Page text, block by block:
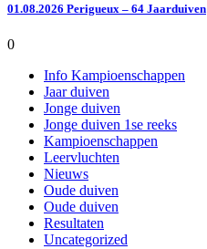
01.08.2026 Perigueux – 64 Jaarduiven
0
Info Kampioenschappen
Jaar duiven
Jonge duiven
Jonge duiven 1se reeks
Kampioenschappen
Leervluchten
Nieuws
Oude duiven
Oude duiven
Resultaten
Uncategorized